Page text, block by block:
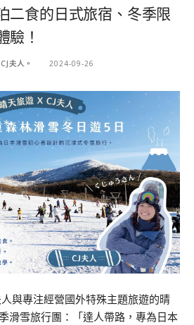
二食的日式旅宿、冬季限
驗！
CJ夫人。 2024-09-26
與專注經營國外特殊主題旅遊的晴
滑雪旅行團：「達人帶路，專為日本